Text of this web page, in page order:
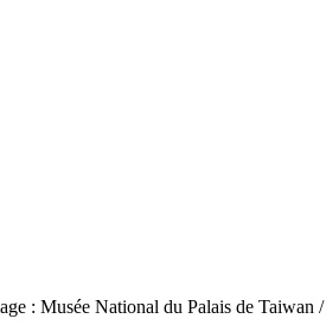
: Musée National du Palais de Taiwan /